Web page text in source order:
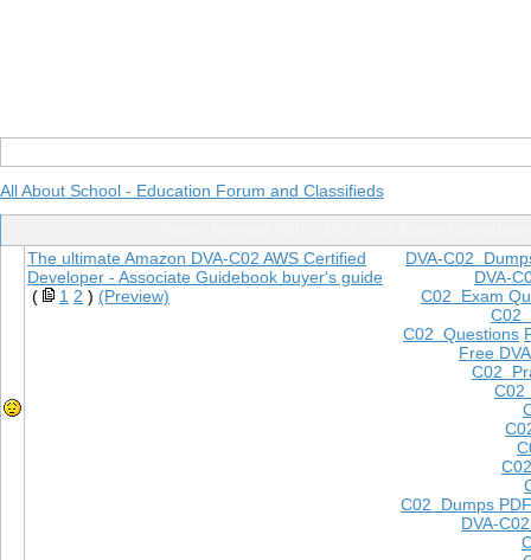
All About School - Education Forum and Classifieds
DVA-C02
DVA-
C02 Exam
C02
C02 Questions
Free
C02
C02
C02 Dumps PDF
DVA-
The ultimate Amazon DVA-C02 AWS Certified
Developer - Associate Guidebook buyer's guide
(
1 2 ) (Preview)